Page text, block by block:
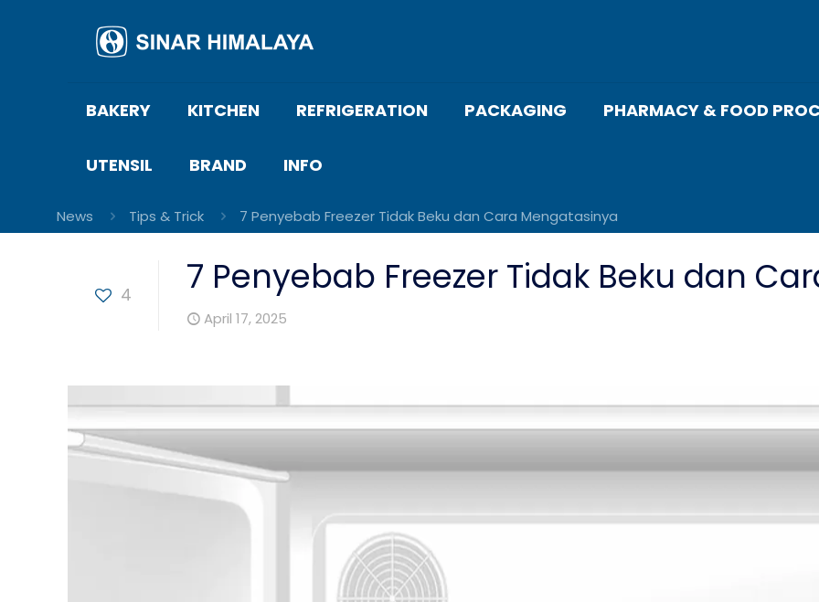
BAKERY KITCHEN REFRIGERATION PACKAGING PHARMACY & FOOD
UTENSIL BRAND INFO
News Tips & Trick 7 Penyebab Freezer Tidak Beku dan Cara Mengatasinya
4 7 Penyebab Freezer Tidak Beku dan
April 17, 2025